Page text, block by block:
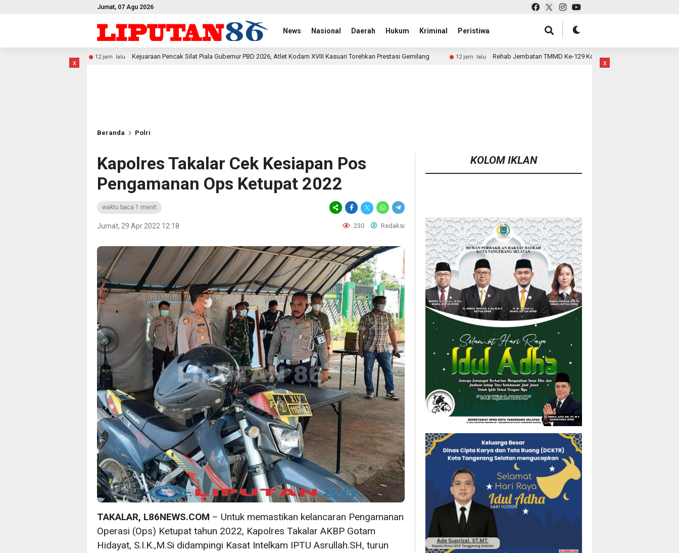
Jumat, 07 Agu 2026
News Nasional Daerah Hukum Kriminal Peristiwa
x
Kejuaraan Pencak Silat Piala Gubernur PBD 2026, Atlet Kodam XVIII Kasuari Torehkan Prestasi Gemilang 12 jam lalu Rehab Jembatan TMMD Ke-129 Kodim 1807/Sorsel Hampir Rampung, Perkuat Akses
Beranda Polri
Kapolres Takalar Cek Kesiapan Pos
Pengamanan Ops Ketupat 2022
waktu baca 1 menit
Jumat, 29 Apr 2022 12:18 230 Redaksi
TAKALAR, L86NEWS.COM – Untuk memastikan kelancaran Pengamanan
Operasi (Ops) Ketupat tahun 2022, Kapolres Takalar AKBP Gotam
Hidayat, S.I.K.,M.Si didampingi Kasat Intelkam IPTU Asrullah.SH, turun
KOLOM IKLAN
x